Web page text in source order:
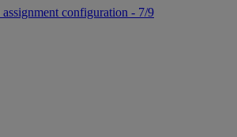
assignment configuration - 7/9